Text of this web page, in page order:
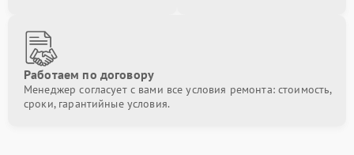
Работаем по договору
Менеджер согласует с вами все условия ремонта: стоимость,
сроки, гарантийные условия.